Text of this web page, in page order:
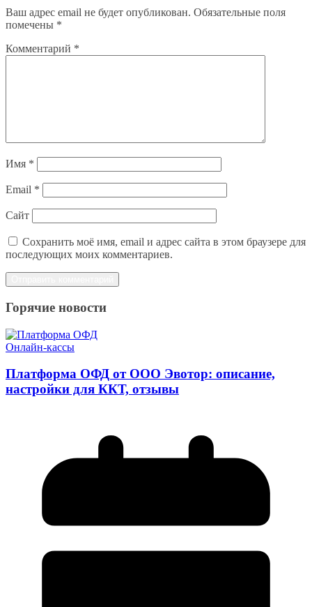
Ваш адрес email не будет опубликован. Обязательные поля
помечены *
Комментарий *
Имя *
Email *
Сайт
Сохранить моё имя, email и адрес сайта в этом браузере для
последующих моих комментариев.
Горячие новости
Онлайн-кассы
Платформа ОФД от ООО Эвотор: описание,
настройки для ККТ, отзывы